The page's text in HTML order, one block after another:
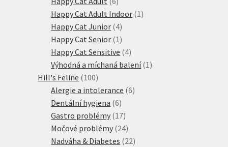
produktů
Happy Cat Adult Indoor 1 1
Happy Cat Junior 44
produkty
Happy Cat Senior 1 1
produkt
Happy Cat Sensitive 44
produkty
Výhodná a míchaná balení 1 1
Hill's Feline 100100
produktů
Alergie a intolerance 66
Dentální hygiena 66
produktů
Gastro problémy 1717
produktů
Močové problémy 2424
produktů
Nadváha & Diabetes 2222